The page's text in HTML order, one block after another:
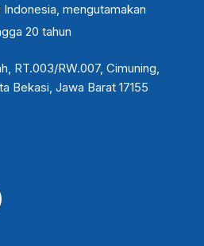
mengutamakan
20 tahun
RT.003/RW.007, Cimuning,
Bekasi, Jawa Barat 17155